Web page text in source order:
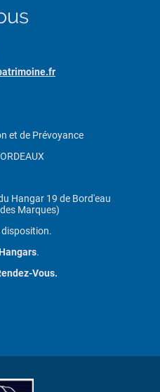
et de Prévoyance
Hangar 19 de Bord'eau
Marques)
.
Vous.